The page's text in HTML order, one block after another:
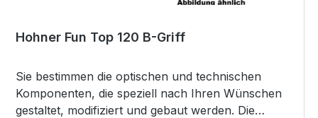
Hohner Fun Top 120 B-Griff
Sie bestimmen die optischen und technischen
Komponenten, die speziell nach Ihren Wünschen
gestaltet, modifiziert und gebaut werden. Die